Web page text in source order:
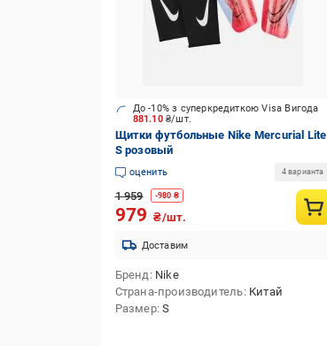
881.10 ₴/шт.
До -10% з суперкредиткою Visa Вигода
Щитки футбольные Nike Mercurial Lite
S розовый
оценить 4 варианта
1 959 -980 ₴
979 ₴/шт.
Доставим
Бренд Nike
Страна-производитель Китай
Размер S